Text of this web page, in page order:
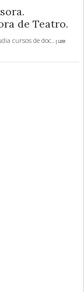
de Teatro.
cursos de doc... [ LEER